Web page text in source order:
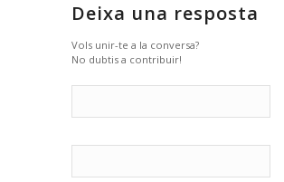
Deixa una resposta
Vols unir-te a la conversa?
No dubtis a contribuir!